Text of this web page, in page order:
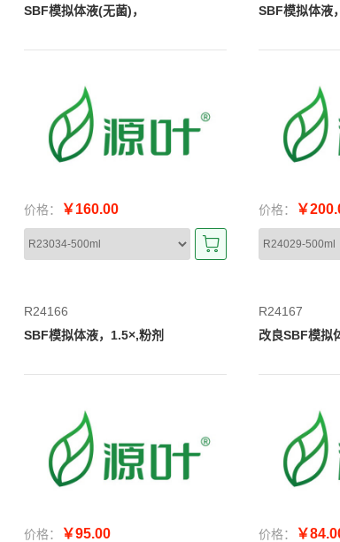
SBF模拟体液(无菌)，
价格： ￥160.00
SBF模拟体液
价格： ￥
R24166
SBF模拟体液，1.5×,粉剂
价格： ￥95.00
R24167
改良SBF模拟
价格： ￥